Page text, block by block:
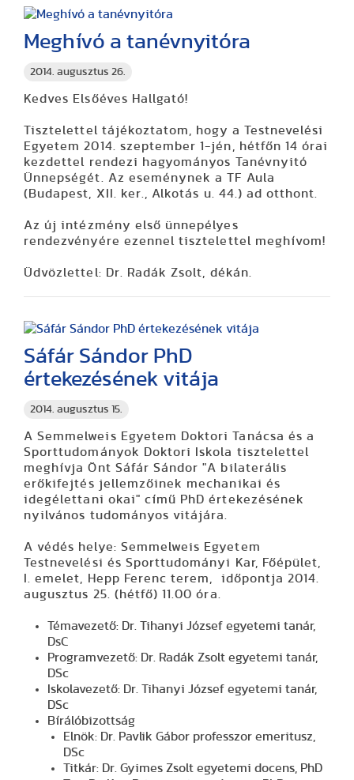
2014. augusztus 26.
Meghívó a tanévnyitóra
Kedves Elsőéves Hallgató!
Tisztelettel tájékoztatom, hogy a Testnevelési
Egyetem 2014. szeptember 1-jén, hétfőn 14 órai
kezdettel rendezi hagyományos Tanévnyitó
Ünnepségét. Az eseménynek a TF Aula
(Budapest, XII. ker., Alkotás u. 44.) ad otthont.
Az új intézmény első ünnepélyes
rendezvényére ezennel tisztelettel meghívom!
Üdvözlettel: Dr. Radák Zsolt, dékán.
2014. augusztus 15.
Sáfár Sándor PhD
értekezésének vitája
A Semmelweis Egyetem Doktori Tanácsa és a
Sporttudományok Doktori Iskola tisztelettel
meghívja Önt Sáfár Sándor "A bilaterális
erőkifejtés jellemzőinek mechanikai és
idegélettani okai" című PhD értekezésének
nyilvános tudományos vitájára.
A védés helye: Semmelweis Egyetem
Testnevelési és Sporttudományi Kar, Főépület,
I. emelet, Hepp Ferenc terem, időpontja 2014.
augusztus 25. (hétfő) 11.00 óra.
Témavezető: Dr. Tihanyi József egyetemi tanár,
DsC
Programvezető: Dr. Radák Zsolt egyetemi tanár,
DSc
Iskolavezető: Dr. Tihanyi József egyetemi tanár,
DSc
Bírálóbizottság
Elnök: Dr. Pavlik Gábor professzor emeritusz,
DSc
Titkár: Dr. Gyimes Zsolt egyetemi docens, PhD